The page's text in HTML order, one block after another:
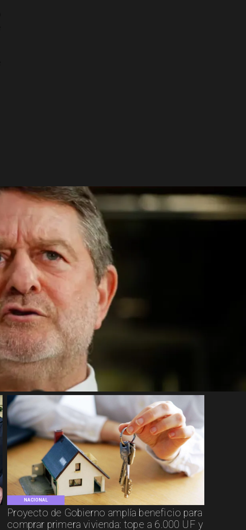
NACIONAL
Proyecto de Gobierno amplía beneficio para
comprar primera vivienda: tope a 6.000 UF y